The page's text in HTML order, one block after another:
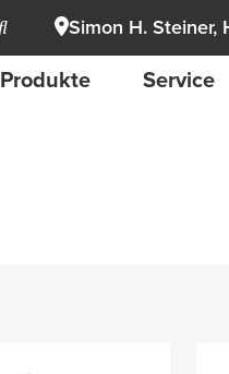
Simon H. Steiner,
Produkte Service